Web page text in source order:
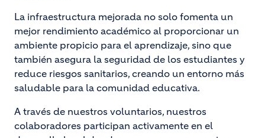
La infraestructura mejorada no solo fomenta un
mejor rendimiento académico al proporcionar un
ambiente propicio para el aprendizaje, sino que
también asegura la seguridad de los estudiantes y
reduce riesgos sanitarios, creando un entorno más
saludable para la comunidad educativa.
A través de nuestros voluntarios, nuestros
colaboradores participan activamente en el